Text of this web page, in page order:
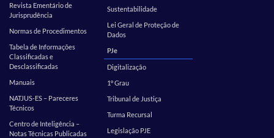
Revista Ementário de
Jurisprudência
Normas de Procedimentos
Tabela de Informações
Classificadas e
Desclassificadas
Manuais
NATJUS-ES – Pareceres
Técnicos
Centro de Inteligência –
Notas Técnicas Publicadas
Sustentabilidade
Lei Geral de Proteção de
Dados
PJe
Digitalização
1º Grau
Tribunal de Justiça
Turma Recursal
Legislação PJE